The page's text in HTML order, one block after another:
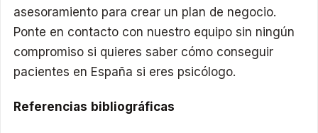
asesoramiento para crear un plan de negocio.
Ponte en contacto con nuestro equipo sin ningún
compromiso si quieres saber cómo conseguir
pacientes en España si eres psicólogo.
Referencias bibliográficas